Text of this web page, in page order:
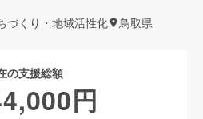
づくり・地域活性化 鳥取県
の支援総額
円